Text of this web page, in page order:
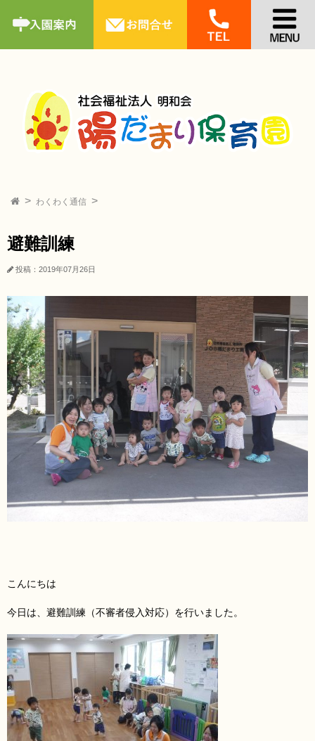
わくわく通信
避難訓練
投稿：2019年07月26日
こんにちは
今日は、避難訓練（不審者侵入対応）を行いました。